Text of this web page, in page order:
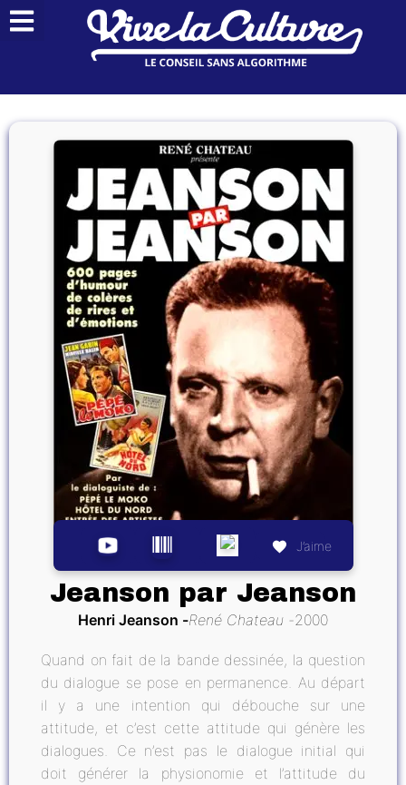
J’aime
Jeanson par Jeanson
Henri Jeanson René Chateau 2000
Quand on fait de la bande dessinée, la question
du dialogue se pose en permanence. Au départ
il y a une intention qui débouche sur une
attitude, et c’est cette attitude qui génère les
dialogues. Ce n’est pas le dialogue initial qui
doit générer la physionomie et l’attitude du